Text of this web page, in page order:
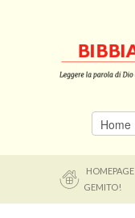
HOMEPAGE
GEMITO!